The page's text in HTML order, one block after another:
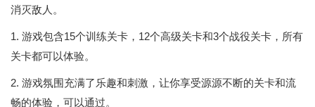
消灭敌人。
1. 游戏包含15个训练关卡，12个高级关卡和3个战役关卡，所有
关卡都可以体验。
2. 游戏氛围充满了乐趣和刺激，让你享受源源不断的关卡和流
畅的体验，可以通过。